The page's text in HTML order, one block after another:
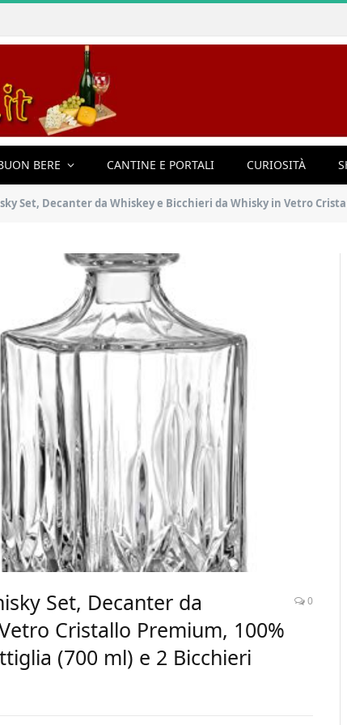
BERE CANTINE E PORTALI CURIOSITÀ
da Whiskey e Bicchieri da Whisky in Vetro Cristallo Premium, 100% Senza
Set, Decanter da
Cristallo Premium, 100%
(700 ml) e 2 Bicchieri
0